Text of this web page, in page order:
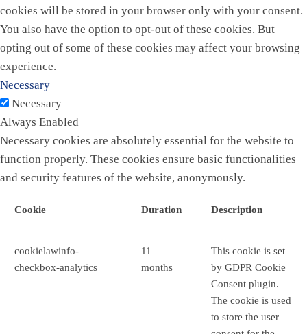
cookies will be stored in your browser only with your consent.
You also have the option to opt-out of these cookies. But
opting out of some of these cookies may affect your browsing
experience.
Necessary
Necessary
Always Enabled
Necessary cookies are absolutely essential for the website to
function properly. These cookies ensure basic functionalities
and security features of the website, anonymously.
Cookie Duration Description
cookielawinfo-
checkbox-analytics
11
months
This cookie is set
by GDPR Cookie
Consent plugin.
The cookie is used
to store the user